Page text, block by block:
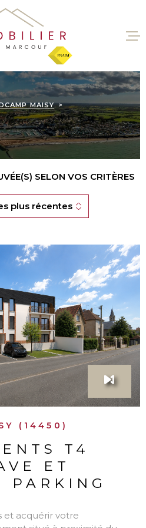
VENTES
MAISY
SELON VOS CRITÈRES
plus récentes
(14450)
T4
ET
PARKING
et acquérir votre
LE BIEN